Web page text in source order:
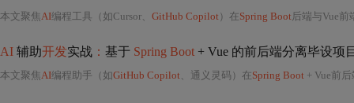
本文聚焦AI编程工具（如Cursor、 GitHub Copilot）在Spring Boot后端与Vue前
AI 辅助开发实战 ： 基于 Spring Boot + Vue 的前后端分离毕设项
本文聚焦AI编程助手（如GitHub Copilot、通义灵码）在Spring Boot + Vue前后端